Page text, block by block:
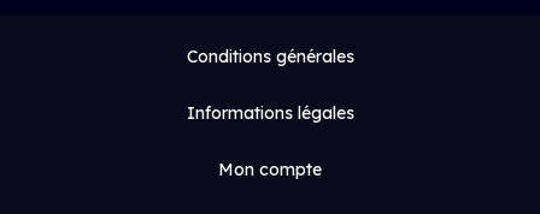
Conditions générales
Informations légales
Mon compte